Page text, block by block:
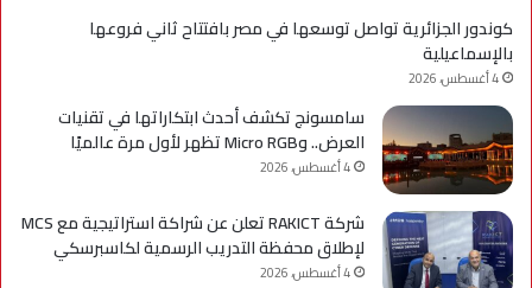
كوندور الجزائرية تواصل توسعها في مصر بافتتاح ثاني فروعها
بالإسماعيلية
4 أغسطس، 2026
سامسونج تكشف أحدث ابتكاراتها في تقنيات
العرض.. وMicro RGB تظهر لأول مرة عالميًا
4 أغسطس، 2026
شركة RAKICT تعلن عن شراكة استراتيجية مع MCS
لإطلاق محفظة التدريب الرسمية لكاسبرسكي
4 أغسطس، 2026